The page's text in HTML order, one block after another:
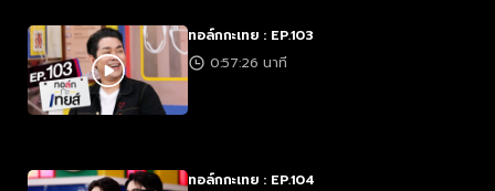
ทอล์กกะเทย : EP.103
0:57:26 นาที
ทอล์กกะเทย : EP.104